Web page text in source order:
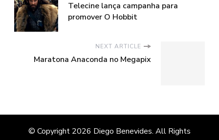
Telecine lança campanha para
promover O Hobbit
NEXT ARTICLE
Maratona Anaconda no Megapix
© Copyright 2026 Diego Benevides. All Rights